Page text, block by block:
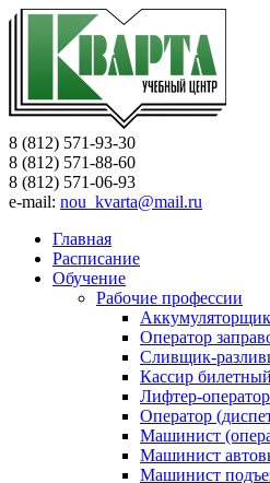
8 (812) 571-93-30
8 (812) 571-88-60
8 (812) 571-06-93
e-mail: nou_kvarta@mail.ru
Главная
Расписание
Обучение
Рабочие профессии
Аккумуляторщик
Оператор
Сливщик-
Кассир билетный
Лифтер-
Оператор
Машинист
Машинист
Машинист